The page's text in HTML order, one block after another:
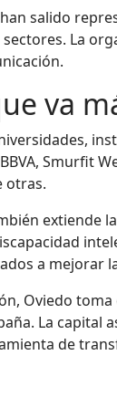
salido
La
va
Smurfit
otras.
extiende
a mejorar
Oviedo
La capital
de